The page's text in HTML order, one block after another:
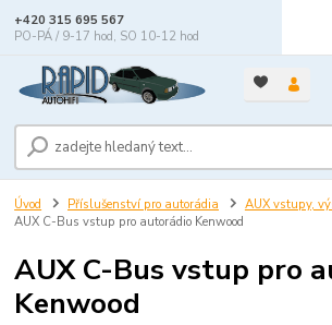
+420 315 695 567
PO-PÁ / 9-17 hod, SO 10-12 hod
Úvod Příslušenství pro autorádia AUX vstupy,
AUX C-Bus vstup pro autorádio Kenwood
AUX C-Bus vstup pro
Kenwood